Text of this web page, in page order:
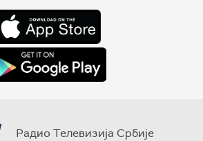
Радио Телевизија Србије